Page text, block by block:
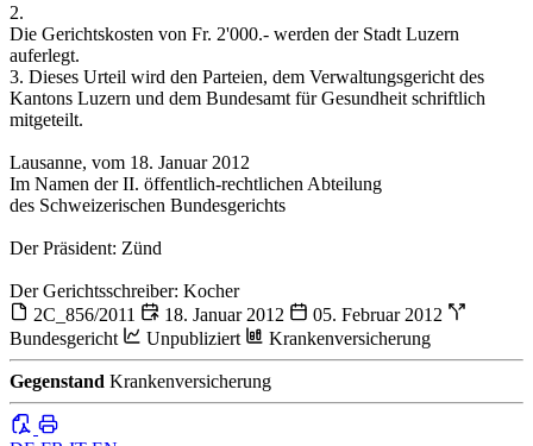
2.
Die Gerichtskosten von Fr. 2'000.- werden der Stadt Luzern
auferlegt.
3. Dieses Urteil wird den Parteien, dem Verwaltungsgericht des
Kantons Luzern und dem Bundesamt für Gesundheit schriftlich
mitgeteilt.
Lausanne, vom 18. Januar 2012
Im Namen der II. öffentlich-rechtlichen Abteilung
des Schweizerischen Bundesgerichts
Der Präsident: Zünd
Der Gerichtsschreiber: Kocher
2C_856/2011
18. Januar 2012
05. Februar 2012
Bundesgericht
Unpubliziert Krankenversicherung
Gegenstand Krankenversicherung